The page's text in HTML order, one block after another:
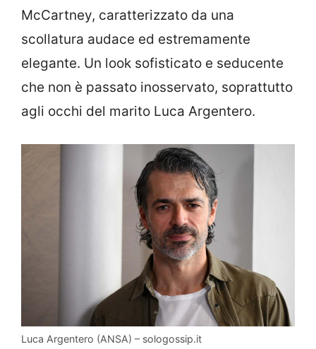
McCartney, caratterizzato da una
scollatura audace ed estremamente
elegante. Un look sofisticato e seducente
che non è passato inosservato, soprattutto
agli occhi del marito Luca Argentero.
Luca Argentero (ANSA) – sologossip.it